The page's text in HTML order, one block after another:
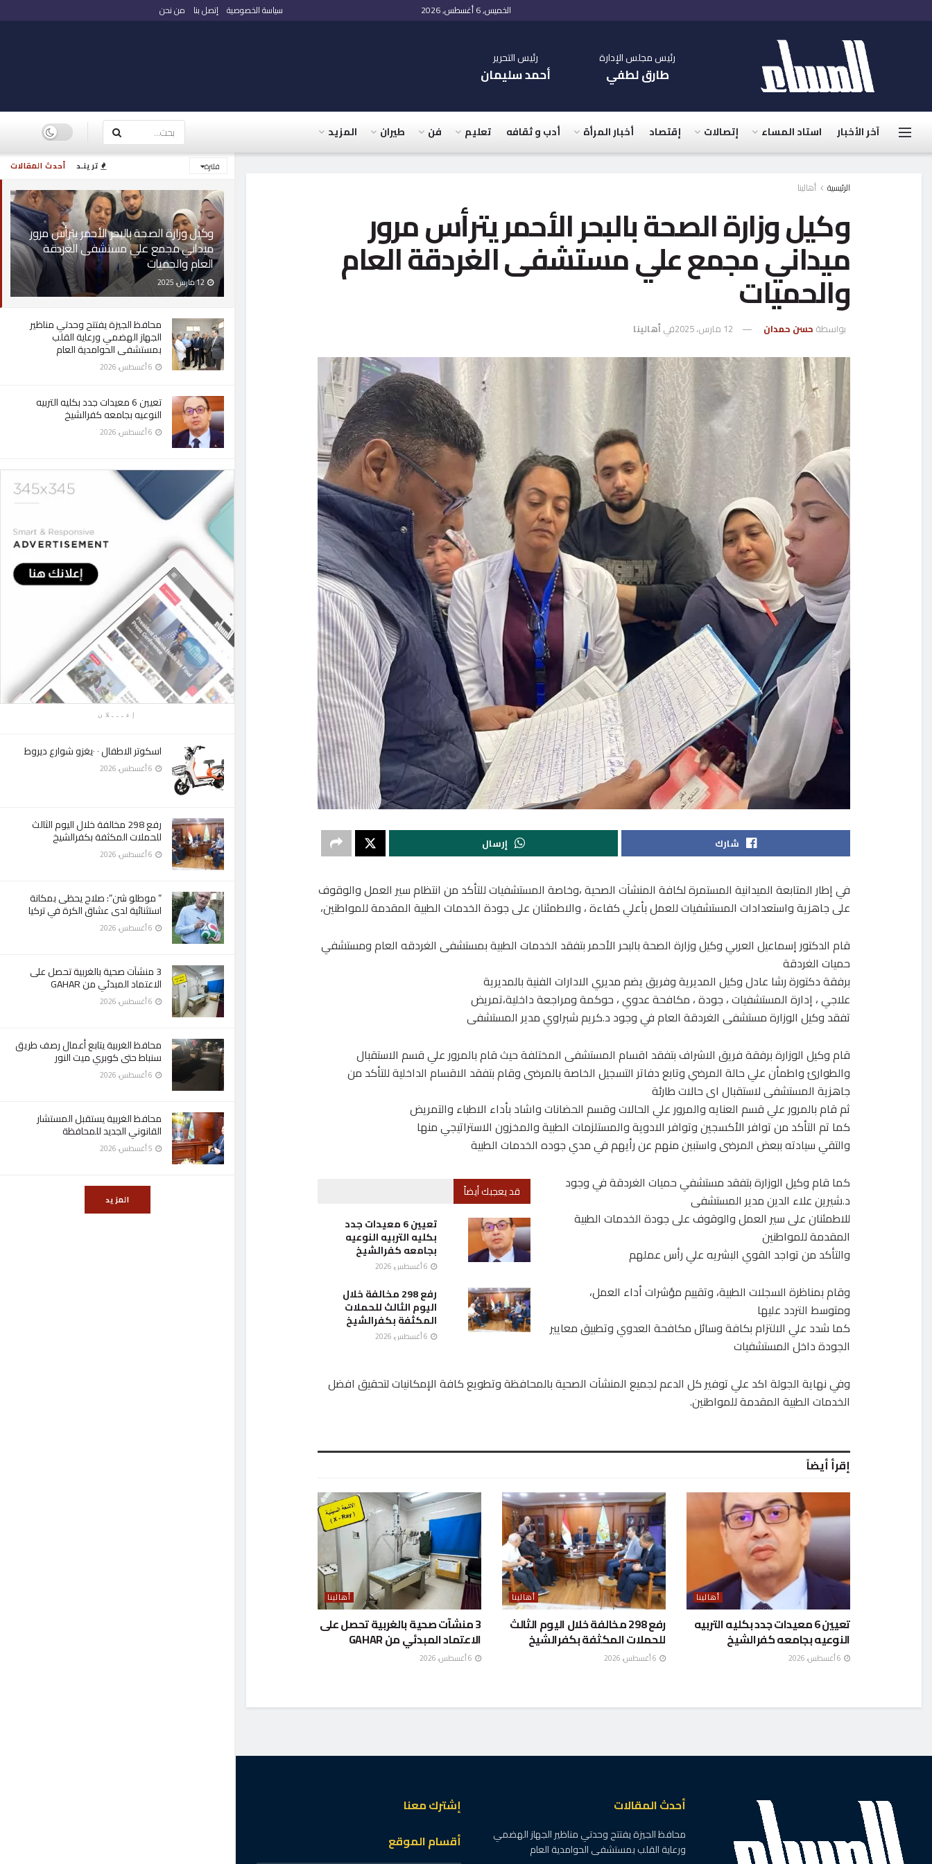
أحدث المقالات ترينـد فلترة
وكيل وزارة الصحة بالبحر الأحمر يترأس مرور
ميداني مجمع علي مستشفى الغردقة
العام والحميات
محافظ الجيزة يفتتح وحدتي مناظير
الجهاز الهضمي ورعاية القلب
بمستشفى الحوامدية العام
تعيين 6 معيدات جدد بكليه التربيه
النوعيه بجامعه كفرالشيخ
إعـــلان
اسكوتر الاطفال ٠ ٠يغزو شوارع ديروط
رفع 298 مخالفة خلال اليوم الثالث
للحملات المكثفة بكفرالشيخ
” موطلو شن”: صلاح يحظى بمكانة
استثنائية لدى عشاق الكرة في تركيا
3 منشآت صحية بالغربية تحصل على
الاعتماد المبدئي من GAHAR
محافظ الغربية يتابع أعمال رصف طريق
سنباط حتى كوبري ميت النور
محافظ الغربية يستقبل المستشار
القانوني الجديد للمحافظة
المزيد
الخميس, 6 أغسطس, 2026 سياسة الخصوصية إتصل بنا من نحن
رئيس مجلس الإدارة
طارق لطفي
رئيس التحرير
أحمد سليمان
آخر الأخبار استاد المساء إتصالات إقتصاد أخبار المرأة أدب و ثقافه تعليم فن طيران المزيد
الرئيسية أهالينا
وكيل وزارة الصحة بالبحر الأحمر يترأس مرور
ميداني مجمع علي مستشفى الغردقة العام
والحميات
بواسطة حسن حمدان 12 مارس، 2025 فيأهالينا
شارك إرسال
في إطار المتابعة الميدانية المستمرة لكافة المنشآت الصحية ،وخاصة المستشفيات للتأكد من انتظام سير العمل والوقوف
على جاهزية واستعدادات المستشفيات للعمل بأعلي كفاءة ، والاطمئنان على جودة الخدمات الطبية المقدمة للمواطنين،
قام الدكتور إسماعيل العربي وكيل وزارة الصحة بالبحر الأحمر بتفقد الخدمات الطبية بمستشفى الغردقه العام ومستشفي
حميات الغردقة
برفقة دكتورة رشا عادل وكيل المديرية وفريق يضم مديري الادارات الفنية بالمديرية
علاجي ، إدارة المستشفيات ، جودة ، مكافحة عدوي ، حوكمة ومراجعة داخلية،تمريض
تفقد وكيل الوزارة مستشفى الغردقة العام في وجود د.كريم شبراوي مدير المستشفى
قام وكيل الوزارة برفقة فريق الاشراف بتفقد اقسام المستشفى المختلفة حيث قام بالمرور علي قسم الاستقبال
والطوارئ واطمأن علي حالة المرضي وتابع دفاتر التسجيل الخاصة بالمرضى وقام بتفقد الاقسام الداخلية للتأكد من
جاهزية المستشفى لاستقبال اى حالات طارئة
ثم قام بالمرور علي قسم العنايه والمرور علي الحالات وقسم الحضانات واشاد بأداء الاطباء والتمريض
كما تم التأكد من توافر الأكسجين وتوافر الادوية والمستلزمات الطبية والمخزون الاستراتيجي منها
والتقي سيادته ببعض المرضى واستبين منهم عن رأيهم في مدي جوده الخدمات الطبية
قد يعجبك أيضاً
تعيين 6 معيدات جدد
بكليه التربيه النوعيه
بجامعه كفرالشيخ
رفع 298 مخالفة خلال
اليوم الثالث للحملات
المكثفة بكفرالشيخ
كما قام وكيل الوزارة بتفقد مستشفي حميات الغردقة في وجود
د.شيرين علاء الدين مدير المستشفى
للاطمئنان على سير العمل والوقوف على جودة الخدمات الطبية
المقدمة للمواطنين
والتأكد من تواجد القوي البشريه علي رأس عملهم
وقام بمناظرة السجلات الطبية، وتقييم مؤشرات أداء العمل،
ومتوسط التردد عليها
كما شدد علي الالتزام بكافة وسائل مكافحة العدوي وتطبيق معايير
الجودة داخل المستشفيات
وفي نهاية الجولة اكد علي توفير كل الدعم لجميع المنشآت الصحية بالمحافظة وتطويع كافة الإمكانيات لتحقيق افضل
الخدمات الطبية المقدمة للمواطنين.
إقرأ أيضاً
أهالينا
تعيين 6 معيدات جدد بكليه التربيه
النوعيه بجامعه كفرالشيخ
أهالينا
رفع 298 مخالفة خلال اليوم الثالث
للحملات المكثفة بكفرالشيخ
أهالينا
3 منشآت صحية بالغربية تحصل على
الاعتماد المبدئي من GAHAR
أحدث المقالات
محافظ الجيزة يفتتح وحدتي مناظير الجهاز الهضمي
ورعاية القلب بمستشفى الحوامدية العام
إشترك معنا
أقسام الموقع